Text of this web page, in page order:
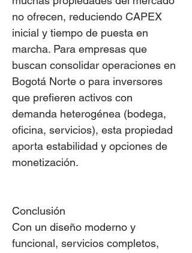
no ofrecen, reduciendo CAPEX
inicial y tiempo de puesta en
marcha. Para empresas que
buscan consolidar operaciones en
Bogotá Norte o para inversores
que prefieren activos con
demanda heterogénea (bodega,
oficina, servicios), esta propiedad
aporta estabilidad y opciones de
monetización.
Conclusión
Con un diseño moderno y
funcional, servicios completos,